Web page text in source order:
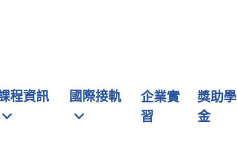
程資訊 國際接軌
企業實
習
獎助學
金